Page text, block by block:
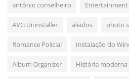
antônio conselheiro
AVG Uninstaller aliados photo
Romance Policial Instalação do
Album Organizer História moderna